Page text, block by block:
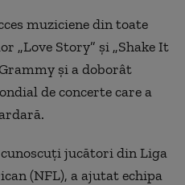
muziciene din toate
„Love Story” şi „Shake It
şi a doborât
de concerte care a
jucători din Liga
(NFL), a ajutat echipa